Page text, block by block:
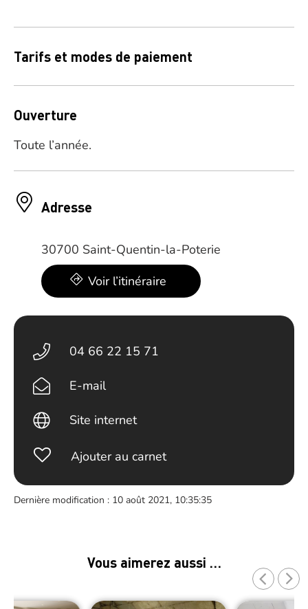
Tarifs et modes de paiement
Ouverture
Toute l’année.
Adresse
30700 Saint-Quentin-la-Poterie
Voir l’itinéraire
04 66 22 15 71
E-mail
Site internet
Ajouter au carnet
Dernière modification : 10 août 2021, 10:35:35
Vous aimerez aussi …